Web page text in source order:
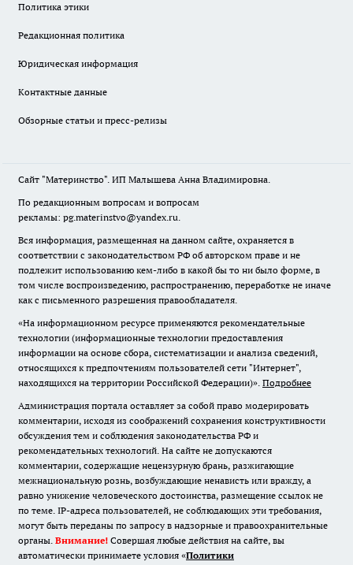
Политика этики
Редакционная политика
Юридическая информация
Контактные данные
Обзорные статьи и пресс-релизы
Сайт "Материнство". ИП Малышева Анна Владимировна.
По редакционным вопросам и вопросам
рекламы: pg.materinstvo@yandex.ru.
Вся информация, размещенная на данном сайте, охраняется в
соответствии с законодательством РФ об авторском праве и не
подлежит использованию кем-либо в какой бы то ни было форме, в
том числе воспроизведению, распространению, переработке не иначе
как с письменного разрешения правообладателя.
«На информационном ресурсе применяются рекомендательные
технологии (информационные технологии предоставления
информации на основе сбора, систематизации и анализа сведений,
относящихся к предпочтениям пользователей сети "Интернет",
находящихся на территории Российской Федерации)». Подробнее
Администрация портала оставляет за собой право модерировать
комментарии, исходя из соображений сохранения конструктивности
обсуждения тем и соблюдения законодательства РФ и
рекомендательных технологий. На сайте не допускаются
комментарии, содержащие нецензурную брань, разжигающие
межнациональную рознь, возбуждающие ненависть или вражду, а
равно унижение человеческого достоинства, размещение ссылок не
по теме. IP-адреса пользователей, не соблюдающих эти требования,
могут быть переданы по запросу в надзорные и правоохранительные
органы. Внимание! Совершая любые действия на сайте, вы
автоматически принимаете условия «Политики